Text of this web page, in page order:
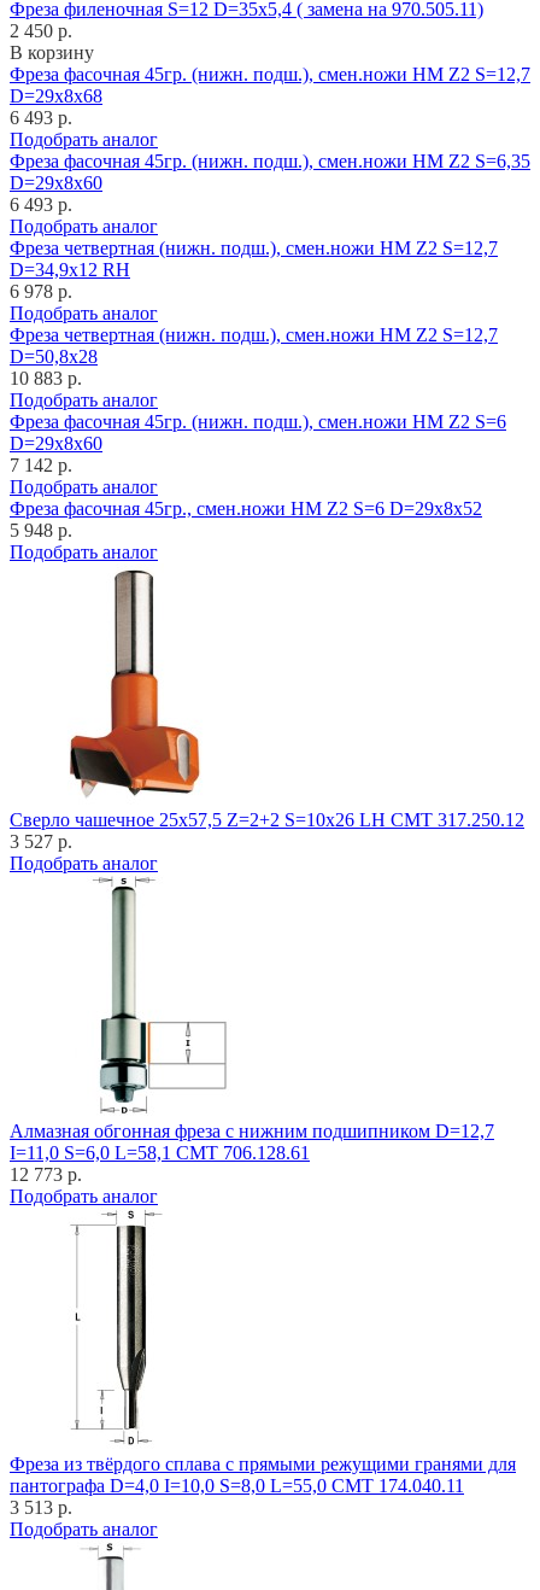
Фреза филеночная S=12 D=35x5,4 ( замена на 970.505.11)
2 450 р.
В корзину
Фреза фасочная 45гр. (нижн. подш.), смен.ножи HM Z2 S=12,7
D=29x8x68
6 493 р.
Подобрать аналог
Фреза фасочная 45гр. (нижн. подш.), смен.ножи HM Z2 S=6,35
D=29x8x60
6 493 р.
Подобрать аналог
Фреза четвертная (нижн. подш.), смен.ножи HM Z2 S=12,7
D=34,9x12 RH
6 978 р.
Подобрать аналог
Фреза четвертная (нижн. подш.), смен.ножи HM Z2 S=12,7
D=50,8x28
10 883 р.
Подобрать аналог
Фреза фасочная 45гр. (нижн. подш.), смен.ножи HM Z2 S=6
D=29x8x60
7 142 р.
Подобрать аналог
Фреза фасочная 45гр., смен.ножи HM Z2 S=6 D=29x8x52
5 948 р.
Подобрать аналог
Cверло чашечное 25x57,5 Z=2+2 S=10x26 LH CMT 317.250.12
3 527 р.
Подобрать аналог
Алмазная обгонная фреза с нижним подшипником D=12,7
I=11,0 S=6,0 L=58,1 CMT 706.128.61
12 773 р.
Подобрать аналог
Фреза из твёрдого сплава с прямыми режущими гранями для
пантографа D=4,0 I=10,0 S=8,0 L=55,0 CMT 174.040.11
3 513 р.
Подобрать аналог